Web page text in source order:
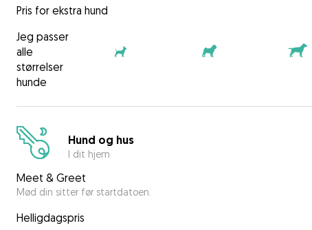
Pris for ekstra hund
Jeg passer
alle
størrelser
hunde
Hund og hus
I dit hjem
Meet & Greet
Mød din sitter før startdatoen.
Helligdagspris